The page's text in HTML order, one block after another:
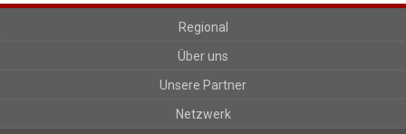
Regional
Über uns
Unsere Partner
Netzwerk